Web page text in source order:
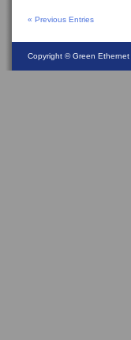
« Previous Entries
Copyright ©Green Ethernet